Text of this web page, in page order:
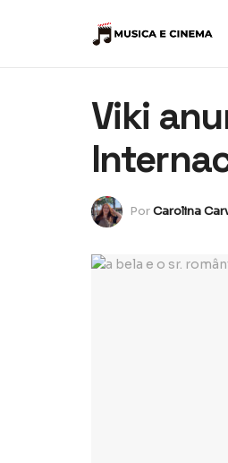
Viki
PorCarolina